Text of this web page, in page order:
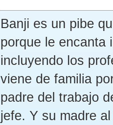
Banji es un pibe
porque le encanta
incluyendo los
viene de familia
padre del trabajo
jefe. Y su madre